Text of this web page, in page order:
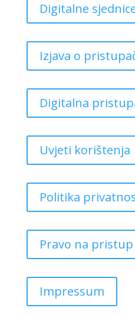
Digitalne
Izjava o
Digitalna
Uvjeti korištenja
Politika
Pravo na pristup
Impressum